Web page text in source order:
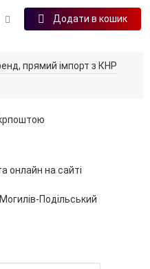
Додати в кошик
прямий імпорт з КНР
онлайн на сайті
Подільський